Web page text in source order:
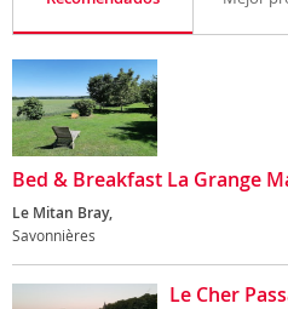
Bed & Breakfast La Grange
Le Mitan Bray,
Savonnières
Le Cher